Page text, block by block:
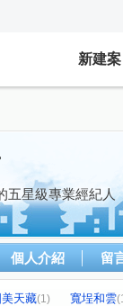
新建案
五星級專業經紀人
個人介紹 留
天藏(1) 寬埕和雲